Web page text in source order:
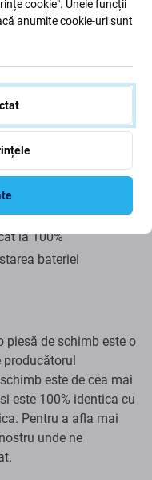
trebuie înlocuită.
la 100%
bateriei
piesă de schimb este o
este de cea mai
este 100% identica cu
Pentru a afla mai
unde ne
cookie". Unele funcții
anumite cookie-uri sunt